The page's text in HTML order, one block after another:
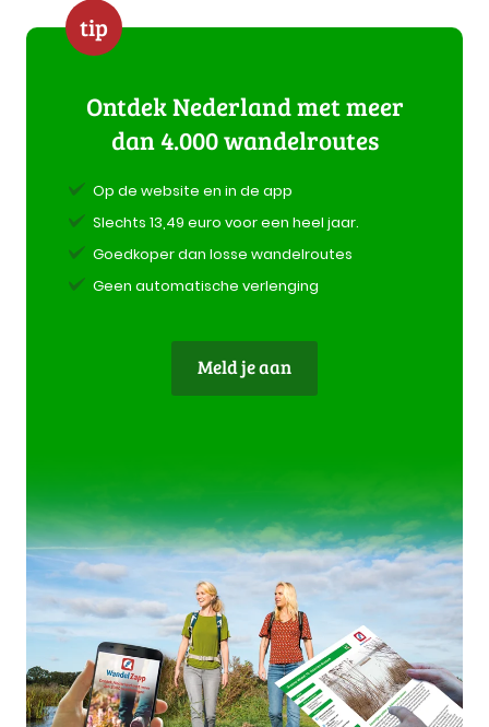
tip
Ontdek Nederland met meer
dan 4.000 wandelroutes
Op de website en in de app
Slechts 13,49 euro voor een heel jaar.
Goedkoper dan losse wandelroutes
Geen automatische verlenging
Meld je aan